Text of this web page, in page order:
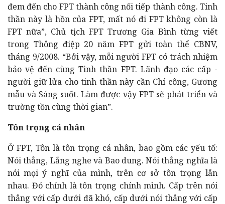
đem đến cho FPT thành công nối tiếp thành công. Tinh
thần này là hồn của FPT, mất nó đi FPT không còn là
FPT nữa”, Chủ tịch FPT Trương Gia Bình từng viết
trong Thông điệp 20 năm FPT gửi toàn thể CBNV,
tháng 9/2008. “Bởi vậy, mỗi người FPT có trách nhiệm
bảo vệ đến cùng Tinh thần FPT. Lãnh đạo các cấp -
người giữ lửa cho tinh thần này cần Chí công, Gương
mẫu và Sáng suốt. Làm được vậy FPT sẽ phát triển và
trường tồn cùng thời gian”.
Tôn trọng cá nhân
Ở FPT, Tôn là tôn trọng cá nhân, bao gồm các yếu tố:
Nói thẳng, Lắng nghe và Bao dung. Nói thẳng nghĩa là
nói mọi ý nghĩ của mình, trên cơ sở tôn trọng lẫn
nhau. Đó chính là tôn trọng chính mình. Cấp trên nói
thẳng với cấp dưới đã khó, cấp dưới nói thẳng với cấp